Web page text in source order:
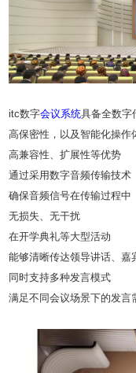
itc数字会议系统具备全数字
高保密性，以及智能化操作
高兼容性、扩展性等优势
通过采用数字音频传输技术
确保音频信号在传输过程中
无损失、无干扰
在开学典礼等大型活动
能够清晰传达领导讲话、嘉
同时支持多种发言模式
满足不同会议场景下的发言